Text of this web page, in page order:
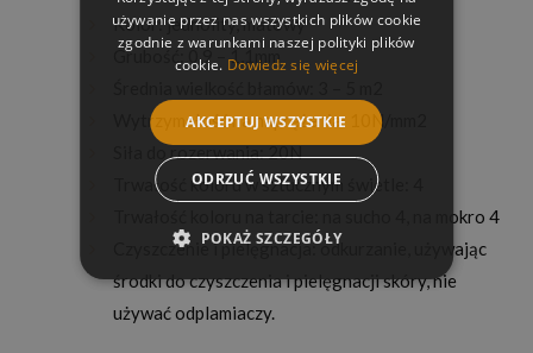
Kolor: jednolity, matowy
Grubość: 0,9 – 1,1mm
Wytrzymałość na naprężenia: 10N/mm2
Siła do rozerwania: 20N
Trwałość koloru w sztucznym świetle: 4
Trwałość koloru na tarcie: na sucho 4, na mokro 4
Czyszczenie i pielęgnacja: odkurzanie, używając
środki do czyszczenia i pielęgnacji skóry, nie
używać odplamiaczy.
używanie przez nas wszystkich plików cookie
zgodnie z warunkami naszej polityki plików
cookie. Dowiedz się więcej
AKCEPTUJ WSZYSTKIE
ODRZUĆ WSZYSTKIE
POKAŻ SZCZEGÓŁY